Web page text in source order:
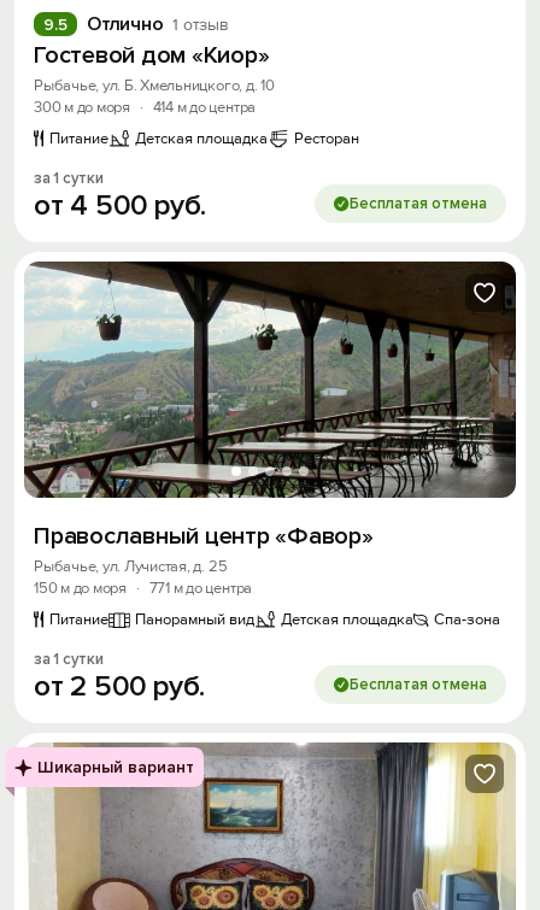
Отлично 1 отзыв
9.5
Гостевой дом «Киор»
Рыбачье, ул. Б. Хмельницкого, д. 10
300 м до моря
· 414 м до центра
Питание
Детская площадка Ресторан
за 1 сутки
от 4 500 руб. Бесплатая отмена
Православный центр «Фавор»
Рыбачье, ул. Лучистая, д. 25
150 м до моря
· 771 м до центра
Питание
Панорамный вид Детская площадка Спа-зона
за 1 сутки
от 2 500 руб. Бесплатая отмена
Шикарный вариант